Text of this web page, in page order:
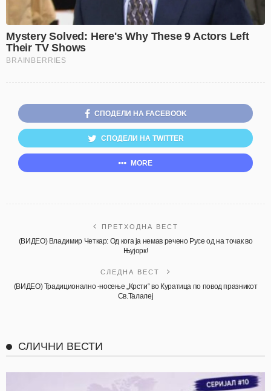
СПОДЕЛИ НА FACEBOOK
СПОДЕЛИ НА TWITTER
MORE
ПРЕТХОДНА ВЕСТ
(ВИДЕО) Владимир Четкар: Од кога ја немав речено Русе од на точак во
Њујорк!
СЛЕДНА ВЕСТ
(ВИДЕО) Традиционално -носење „Крсти“ во Куратица по повод празникот
Св.Талалеј
СЛИЧНИ ВЕСТИ